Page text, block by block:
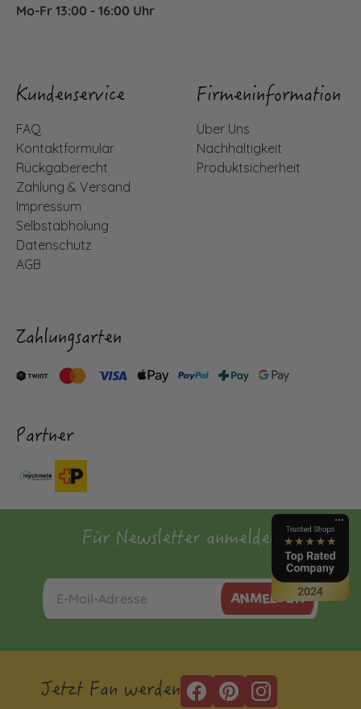
Mo-Fr 13:00 - 16:00 Uhr
Kundenservice
FAQ
Kontaktformular
Rückgaberecht
Zahlung & Versand
Impressum
Selbstabholung
Datenschutz
AGB
Firmeninformation
Über Uns
Nachhaltigkeit
Produktsicherheit
Zahlungsarten
Partner
Für Newsletter anmelden
ANMELDEN
Jetzt Fan werden